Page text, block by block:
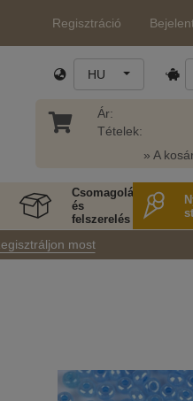
Regisztráció
HU
Ár:
Tételek:
» A
Csomagolás
és
felszerelés
most